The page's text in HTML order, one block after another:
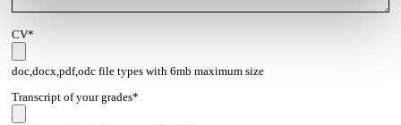
CV*
doc,docx,pdf,odc file types with 6mb maximum size
Transcript of your grades*